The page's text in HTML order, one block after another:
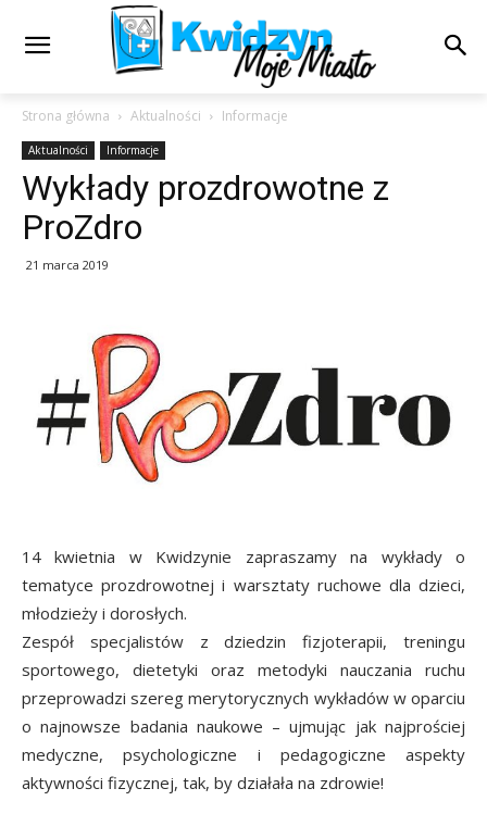
Strona główna Aktualności Informacje
Aktualności Informacje
Wykłady prozdrowotne z
ProZdro
21 marca 2019
14 kwietnia w Kwidzynie zapraszamy na wykłady o
tematyce prozdrowotnej i warsztaty ruchowe dla dzieci,
młodzieży i dorosłych.
Zespół specjalistów z dziedzin fizjoterapii, treningu
sportowego, dietetyki oraz metodyki nauczania ruchu
przeprowadzi szereg merytorycznych wykładów w oparciu
o najnowsze badania naukowe – ujmując jak najprościej
medyczne, psychologiczne i pedagogiczne aspekty
aktywności fizycznej, tak, by działała na zdrowie!